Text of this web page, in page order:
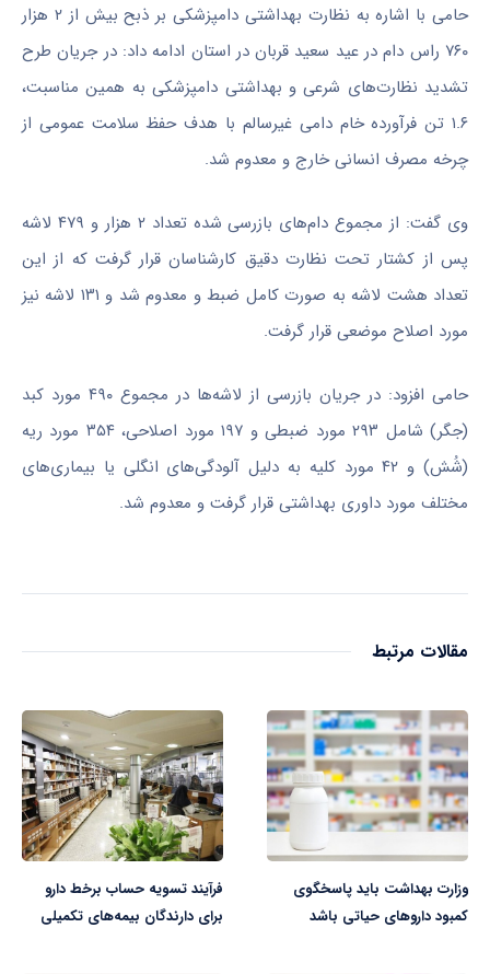
حامی با اشاره به نظارت بهداشتی دامپزشکی بر ذبح بیش از ۲ هزار
۷۶۰ راس دام در عید سعید قربان در استان ادامه داد: در جریان طرح
تشدید نظارت‌های شرعی و بهداشتی دامپزشکی به همین مناسبت،
۱.۶ تن فرآورده خام دامی غیرسالم با هدف حفظ سلامت عمومی از
چرخه مصرف انسانی خارج و معدوم شد.
وی گفت: از مجموع دام‌های بازرسی شده تعداد ۲ هزار و ۴۷۹ لاشه
پس از کشتار تحت نظارت دقیق کارشناسان قرار گرفت که از این
تعداد هشت لاشه به صورت کامل ضبط و معدوم شد و ۱۳۱ لاشه نیز
مورد اصلاح موضعی قرار گرفت.
حامی افزود: در جریان بازرسی از لاشه‌ها در مجموع ۴۹۰ مورد کبد
(جگر) شامل ۲۹۳ مورد ضبطی و ۱۹۷ مورد اصلاحی، ۳۵۴ مورد ریه
(شُش) و ۴۲ مورد کلیه به دلیل آلودگی‌های انگلی یا بیماری‌های
مختلف مورد داوری بهداشتی قرار گرفت و معدوم شد.
مقالات مرتبط
وزارت بهداشت باید پاسخگوی
کمبود داروهای حیاتی باشد
فرآیند تسویه حساب برخط دارو
برای دارندگان بیمه‌های تکمیلی